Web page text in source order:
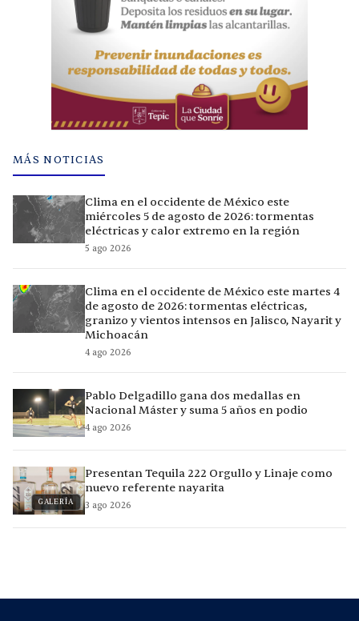
MÁS NOTICIAS
Clima en el occidente de México este
miércoles 5 de agosto de 2026: tormentas
eléctricas y calor extremo en la región
5 ago 2026
Clima en el occidente de México este martes 4
de agosto de 2026: tormentas eléctricas,
granizo y vientos intensos en Jalisco, Nayarit y
Michoacán
4 ago 2026
Pablo Delgadillo gana dos medallas en
Nacional Máster y suma 5 años en podio
4 ago 2026
GALERÍA
Presentan Tequila 222 Orgullo y Linaje como
nuevo referente nayarita
3 ago 2026